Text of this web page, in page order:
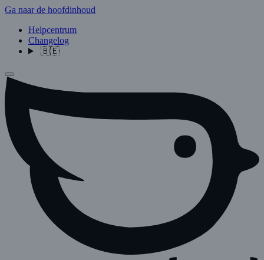
Ga naar de hoofdinhoud
Helpcentrum
Changelog
🇧🇪